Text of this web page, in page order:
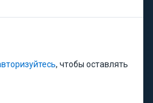
, чтобы оставлять